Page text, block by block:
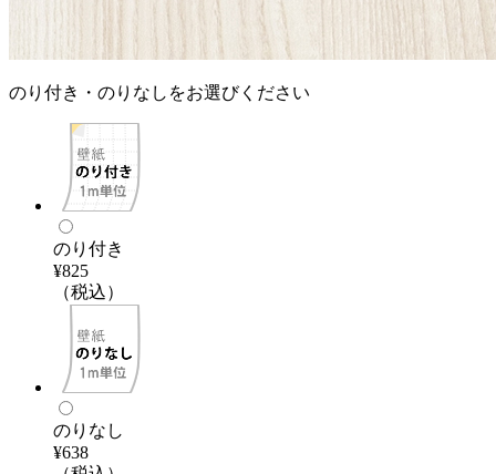
のり付き・のりなしをお選びください
のり付き
¥825
（税込）
のりなし
¥638